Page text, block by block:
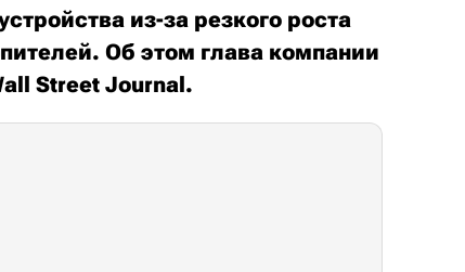
из-за резкого роста
Об этом глава компании
Street Journal.